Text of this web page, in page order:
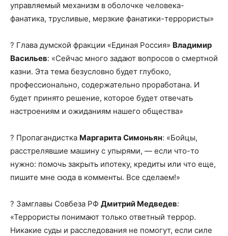
управляемый механизм в оболочке человека-
фанатика, трусливые, мерзкие фанатики-террористы»
? Глава думской фракции «Единая Россия» Владимир
Васильев: «Сейчас много задают вопросов о смертной
казни. Эта тема безусловно будет глубоко,
профессионально, содержательно проработана. И
будет принято решение, которое будет отвечать
настроениям и ожиданиям нашего общества»
? Пропагандистка Маргарита Симоньян: «Бойцы,
расстрелявшие машину с упырями, — если что-то
нужно: помочь закрыть ипотеку, кредиты или что еще,
пишите мне сюда в комменты. Все сделаем!»
? Замглавы Совбеза РФ Дмитрий Медведев:
«Террористы понимают только ответный террор.
Никакие суды и расследования не помогут, если силе